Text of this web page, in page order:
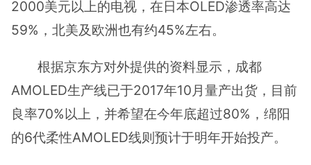
2000美元以上的电视，在日本OLED渗透率高达
59%，北美及欧洲也有约45%左右。
根据京东方对外提供的资料显示，成都
AMOLED生产线已于2017年10月量产出货，目前
良率70%以上，并希望在今年底超过80%，绵阳
的6代柔性AMOLED线则预计于明年开始投产。